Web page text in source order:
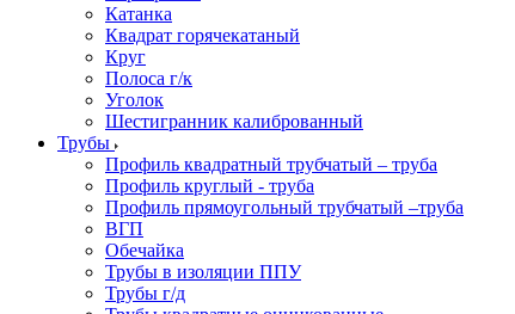
Катанка
Квадрат горячекатаный
Круг
Полоса г/к
Уголок
Шестигранник калиброванный
Трубы
Профиль квадратный трубчатый – труба
Профиль круглый - труба
Профиль прямоугольный трубчатый –труба
ВГП
Обечайка
Трубы в изоляции ППУ
Трубы г/д